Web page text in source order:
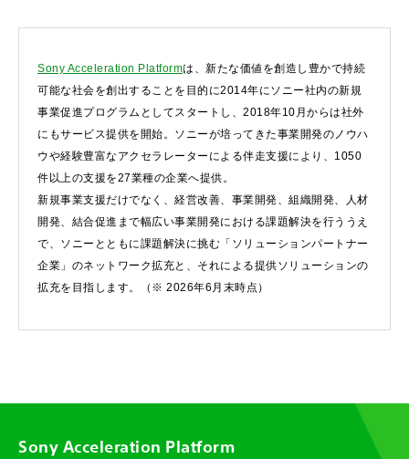
Sony Acceleration Platformは、新たな価値を創造し豊かで持続
可能な社会を創出することを目的に2014年にソニー社内の新規
事業促進プログラムとしてスタートし、2018年10月からは社外
にもサービス提供を開始。ソニーが培ってきた事業開発のノウハ
ウや経験豊富なアクセラレーターによる伴走支援により、1050
件以上の支援を27業種の企業へ提供。
新規事業支援だけでなく、経営改善、事業開発、組織開発、人材
開発、結合促進まで幅広い事業開発における課題解決を行ううえ
で、ソニーとともに課題解決に挑む「ソリューションパートナー
企業」のネットワーク拡充と、それによる提供ソリューションの
拡充を目指します。（※ 2026年6月末時点）
Sony Acceleration Platform